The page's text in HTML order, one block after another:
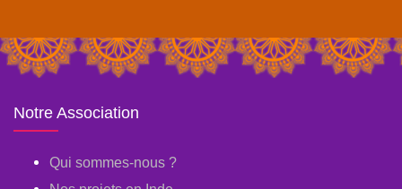
Notre Association
Qui sommes-nous ?